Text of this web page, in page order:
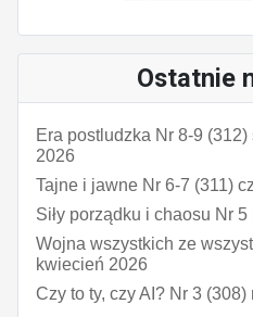
Ostatnie
Era postludzka Nr 8-9
2026
Tajne i jawne Nr 6-7 (311)
Siły porządku i chaosu Nr
Wojna wszystkich ze
kwiecień 2026
Czy to ty, czy AI? Nr 3 (308)